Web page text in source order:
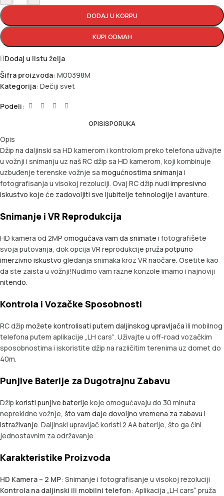
DODAJ U KORPU
KUPI ODMAH
Dodaj u listu želja
Šifra proizvoda: M00398M
Kategorija: Dečiji svet
Podeli:
OPISISPORUKA
Opis
Džip na daljinski sa HD kamerom i kontrolom preko telefona uživajte
u vožnji i snimanju uz naš RC džip sa HD kamerom, koji kombinuje
uzbuđenje terenske vožnje sa mogućnostima snimanja i
fotografisanja u visokoj rezoluciji. Ovaj RC džip nudi impresivno
iskustvo koje će zadovoljiti sve ljubitelje tehnologije i avanture.
Snimanje i VR Reprodukcija
HD kamera od 2MP omogućava vam da snimate i fotografišete
svoja putovanja, dok opcija VR reprodukcije pruža potpuno
imerzivno iskustvo gledanja snimaka kroz VR naočare. Osetite kao
da ste zaista u vožnji!Nudimo vam razne konzole imamo i najnoviji
nitendo.
Kontrola i Vozačke Sposobnosti
RC džip možete kontrolisati putem daljinskog upravljača ili mobilnog
telefona putem aplikacije „LH cars“. Uživajte u off-road vozačkim
sposobnostima i iskoristite džip na različitim terenima uz domet do
40m.
Punjive Baterije za Dugotrajnu Zabavu
Džip koristi punjive baterije koje omogućavaju do 30 minuta
neprekidne vožnje, što vam daje dovoljno vremena za zabavu i
istraživanje. Daljinski upravljač koristi 2 AA baterije, što ga čini
jednostavnim za održavanje.
Karakteristike Proizvoda
HD Kamera – 2 MP: Snimanje i fotografisanje u visokoj rezoluciji
Kontrola na daljinski ili mobilni telefon: Aplikacija „LH cars“ pruža